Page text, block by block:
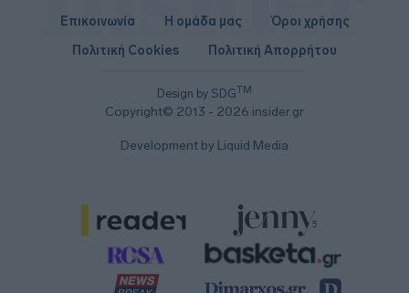
Design by SDGTM
Copyright© 2013 - 2026 insider.gr
Επικοινωνία Η ομάδα μας
Όροι χρήσης
Πολιτική Cookies
Πολιτική Απορρήτου
Development by Liquid Media